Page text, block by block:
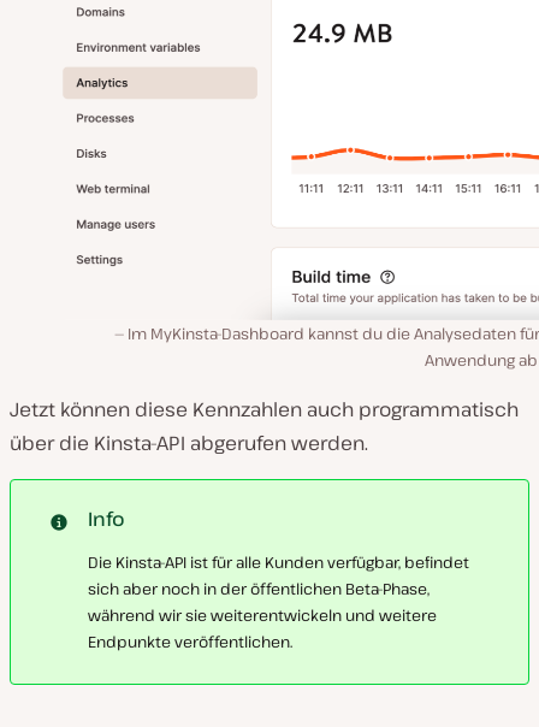
Im MyKinsta-Dashboard kannst du die Analysedaten
Anwendung
Jetzt können diese Kennzahlen auch programmatisch
über die Kinsta-API abgerufen werden.
Info
Die Kinsta-API ist für alle Kunden verfügbar, befindet
sich aber noch in der öffentlichen Beta-Phase,
während wir sie weiterentwickeln und weitere
Endpunkte veröffentlichen.